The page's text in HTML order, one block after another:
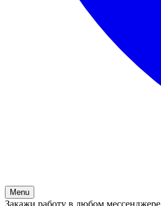
Menu
Закажи работу в любом мессенджере